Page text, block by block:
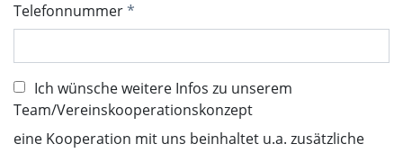
Telefonnummer
Ich wünsche weitere Infos zu unserem
Team/Vereinskooperationskonzept
eine Kooperation mit uns beinhaltet u.a. zusätzliche